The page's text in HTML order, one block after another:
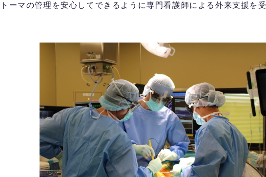
トーマの管理を安心してできるように専門看護師による外来支援を